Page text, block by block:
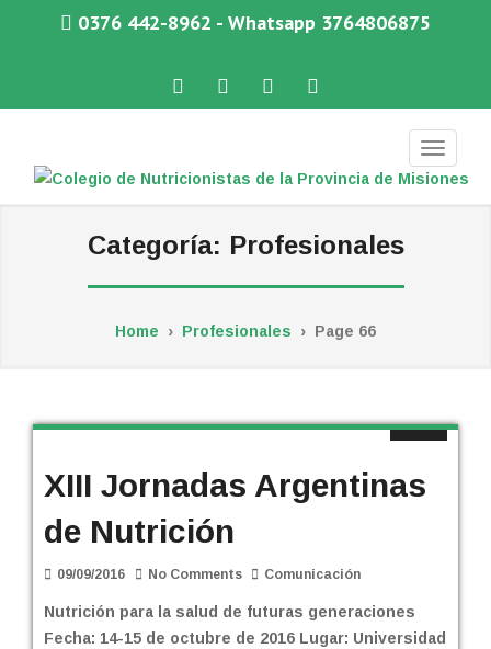
0376 442-8962 - Whatsapp 3764806875
FacebookTwitterInstagramWhatsApp
COLEGIO DE NUTRICIONISTAS DE LA PROVINCIA DE MISIONES
Categoría: Profesionales
Home › Profesionales › Page 66
XIII Jornadas Argentinas
de Nutrición
09/09/2016 No Comments Comunicación
Nutrición para la salud de futuras generaciones
Fecha: 14-15 de octubre de 2016 Lugar: Universidad